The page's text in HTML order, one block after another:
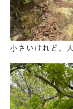
小さいけれど、